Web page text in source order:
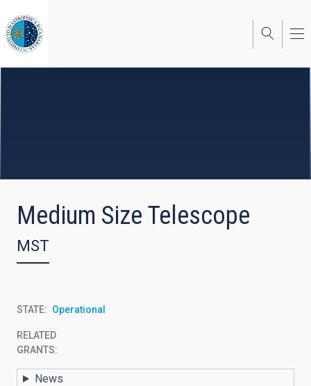
to
main
content
Medium Size Telescope
MST
STATE Operational
RELATED
GRANTS:
News